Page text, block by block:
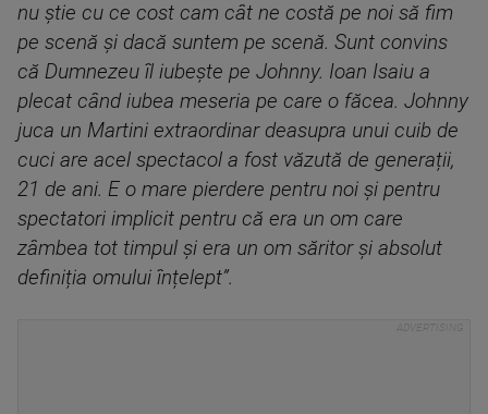
nu știe cu ce cost cam cât ne costă pe noi să fim
pe scenă și dacă suntem pe scenă. Sunt convins
că Dumnezeu îl iubește pe Johnny. Ioan Isaiu a
plecat când iubea meseria pe care o făcea. Johnny
juca un Martini extraordinar deasupra unui cuib de
cuci are acel spectacol a fost văzută de generații,
21 de ani. E o mare pierdere pentru noi și pentru
spectatori implicit pentru că era un om care
zâmbea tot timpul și era un om săritor și absolut
definiția omului înțelept”.